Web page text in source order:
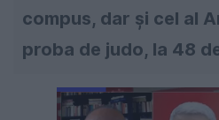
compus, dar și cel al
proba de judo, la 48